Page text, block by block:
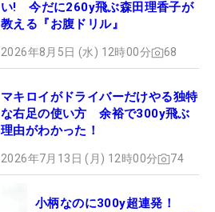
い! 今だに260y飛ぶ森田理香子が
教える『お腹ドリル』
2026年8月5日 (水) 12時00分 68
マキロイがドライバーだけやる独特
な右足の使い方 余裕で300y飛ぶ
理由がわかった！
2026年7月13日 (月) 12時00分 74
小柄なのに300y超連発！